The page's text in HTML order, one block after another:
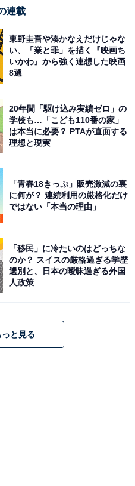
す。結果的に、チャット
常に監視するといったハラ
とが分かりました。
繋げた状態にするよう
「Webカメラを常に繋げた
連載
東野圭吾や湊かなえだけじゃな
い、「業と罪」を描く『映画ち
いかわ』から強く連想した映画
8選
20年間「駆け込み実績ゼロ」の
学校も…「こども110番の家」
は本当に必要？ PTAが直面する
理想と現実
「青春18きっぷ」販売激減の裏
に何が？ 連続利用の厳格化だけ
ではない「本当の理由」
「移民」に冷たいのはどっちな
のか？ スイスの厳格過ぎる学歴
選別と、日本の曖昧過ぎる外国
人政策
と見る